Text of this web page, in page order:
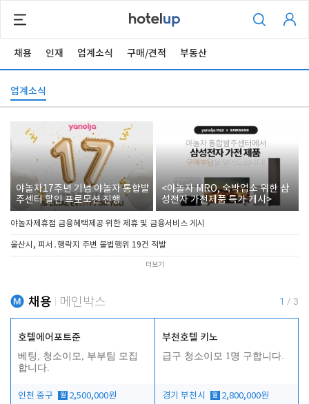
채용 인재 업계소식 구매/견적 부동산
업계소식
야놀자17주년 기념 야놀자 통합발
주센터 할인 프로모션 진행
<야놀자 MRO, 숙박업소 위한 삼
성전자 가전제품 특가 개시>
야놀자제휴점 금융혜택제공 위한 제휴 및 금융서비스 게시
울산시, 피서․행락지 주변 불법행위 19건 적발
더보기
채용 메인박스 1 / 3
호텔에어포트준
베팅, 청소이모, 부부팀 모집
합니다.
인천 중구 월 2,500,000원
부천호텔 키노
급구 청소이모 1명 구합니다.
경기 부천시 월 2,800,000원